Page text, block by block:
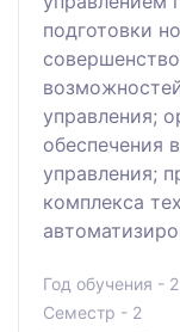
подготовки
управления;
обеспечения
управления;
комплекса
Год обучения - 2
Семестр - 2